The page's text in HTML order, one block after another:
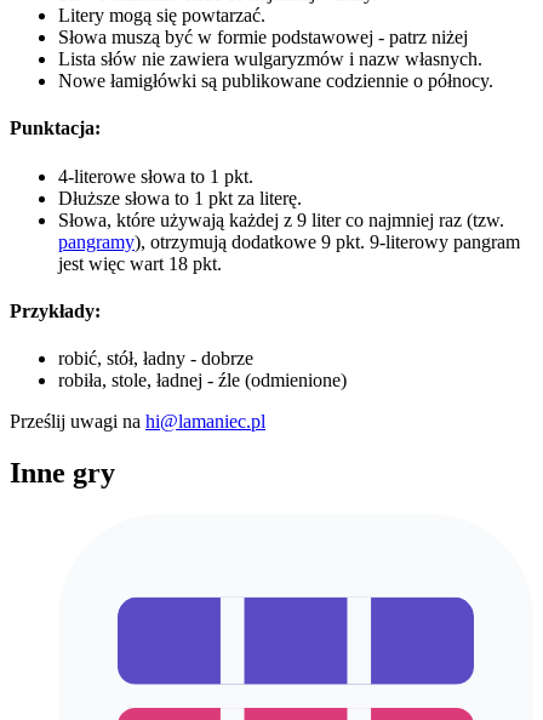
Litery mogą się powtarzać.
Słowa muszą być w formie podstawowej - patrz niżej
Lista słów nie zawiera wulgaryzmów i nazw własnych.
Nowe łamigłówki są publikowane codziennie o północy.
Punktacja:
4-literowe słowa to 1 pkt.
Dłuższe słowa to 1 pkt za literę.
Słowa, które używają każdej z 9 liter co najmniej raz (tzw.
pangramy), otrzymują dodatkowe 9 pkt. 9-literowy pangram
jest więc wart 18 pkt.
Przykłady:
robić, stół, ładny - dobrze
robiła, stole, ładnej - źle (odmienione)
Prześlij uwagi na hi@lamaniec.pl
Inne gry